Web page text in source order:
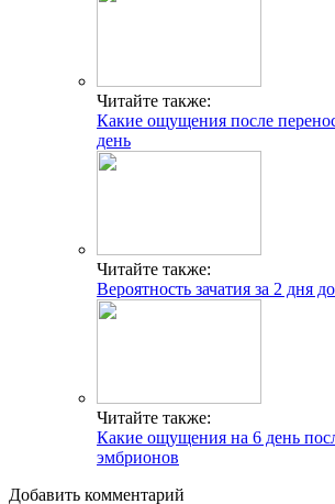
Читайте также:
Какие ощущения после
день
Читайте также:
Вероятность зачатия за 2 дня
Читайте также:
Какие ощущения на 6 день
эмбрионов
Добавить комментарий